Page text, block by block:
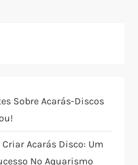
Sobre Acarás-Discos
Acarás Disco: Um
No Aquarismo